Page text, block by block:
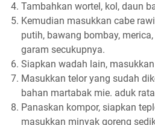
Tambahkan wortel, kol, daun
Kemudian masukkan cabe
putih, bawang bombay,
garam secukupnya.
Siapkan wadah lain,
Masukkan telor yang sudah
bahan martabak mie. aduk
Panaskan kompor, siapkan
masukkan minyak goreng